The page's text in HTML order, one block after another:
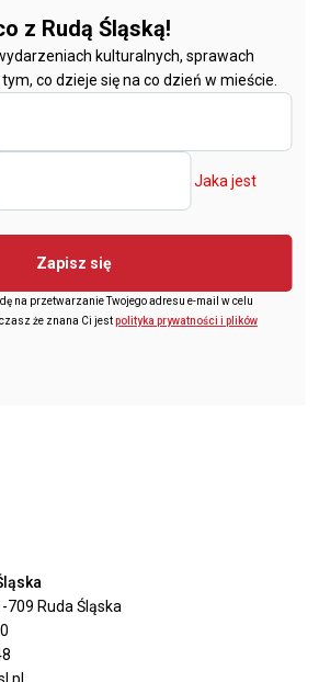
z Rudą Śląską!
kulturalnych, sprawach
co dzieje się na co dzień w mieście.
Jaka jest
Zapisz się
na przetwarzanie Twojego adresu e-mail w celu
że znana Ci jestpolityka prywatności i plików
709 Ruda Śląska